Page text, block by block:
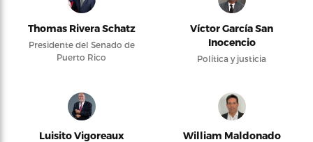
Thomas Rivera Schatz
Presidente del Senado de
Puerto Rico
Víctor García San
Inocencio
Política y justicia
Luisito Vigoreaux William Maldonado